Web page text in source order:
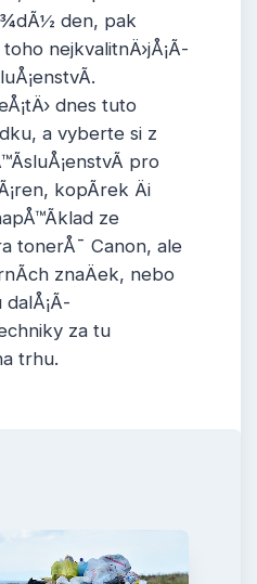
den, pak
nejkvalitnÄ›jÅ¡Ã­
dnes tuto
a vyberte si z
pro
kopÃ­rek Äi
ze
tonerÅ¯ Canon, ale
znaÄek, nebo
dalÅ¡Ã­
za tu
trhu.